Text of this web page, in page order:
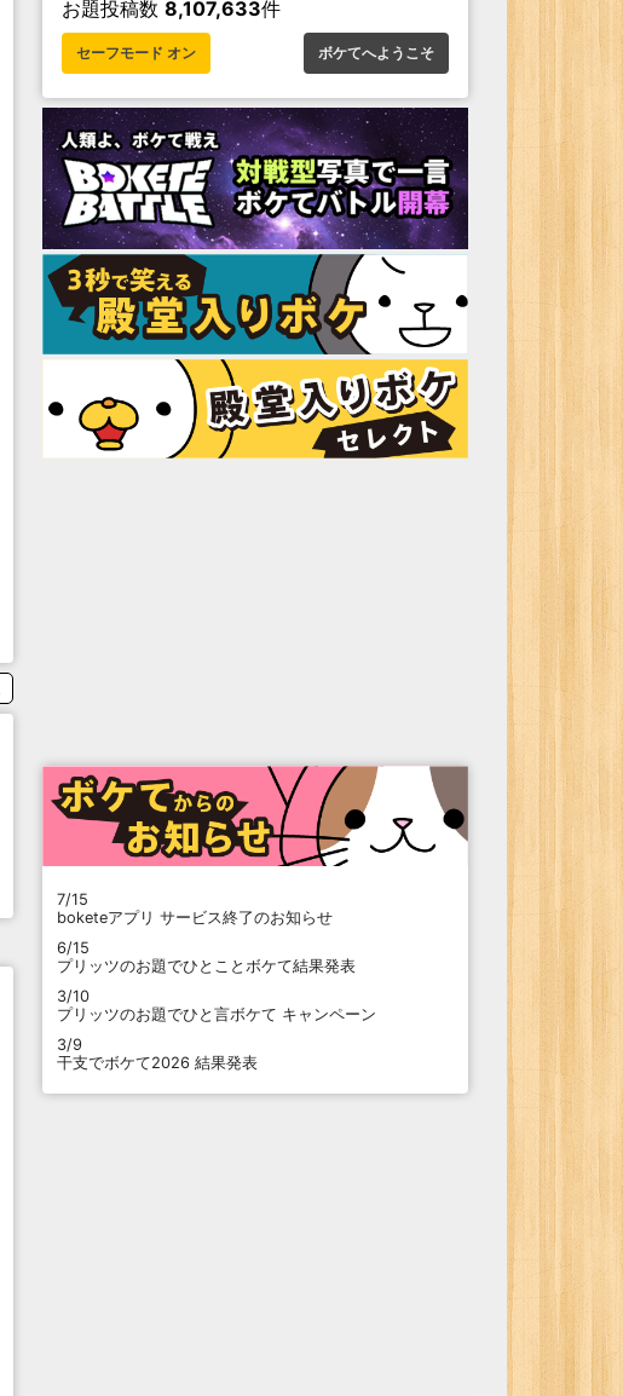
お題投稿数 8,107,633件
セーフモード オン ボケてへようこそ
7/15
boketeアプリ サービス終了のお知らせ
6/15
プリッツのお題でひとことボケて結果発表
3/10
プリッツのお題でひと言ボケて キャンペーン
3/9
干支でボケて2026 結果発表